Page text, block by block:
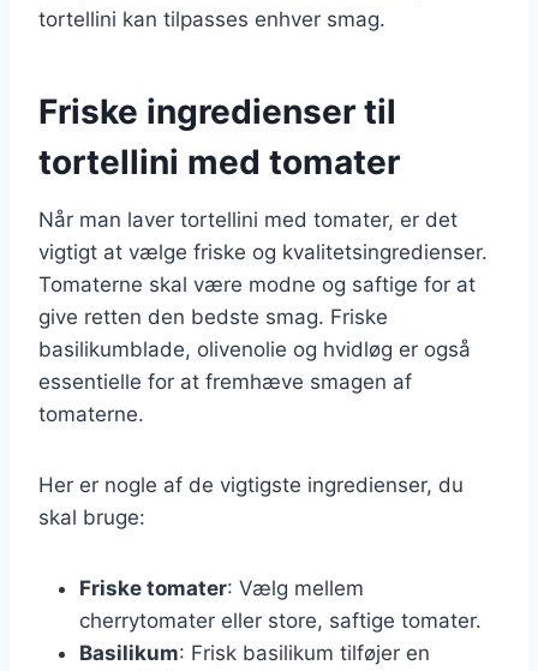
tortellini kan tilpasses enhver smag.
Friske ingredienser til
tortellini med tomater
Når man laver tortellini med tomater, er det
vigtigt at vælge friske og kvalitetsingredienser.
Tomaterne skal være modne og saftige for at
give retten den bedste smag. Friske
basilikumblade, olivenolie og hvidløg er også
essentielle for at fremhæve smagen af
tomaterne.
Her er nogle af de vigtigste ingredienser, du
skal bruge:
Friske tomater: Vælg mellem
cherrytomater eller store, saftige tomater.
Basilikum: Frisk basilikum tilføjer en